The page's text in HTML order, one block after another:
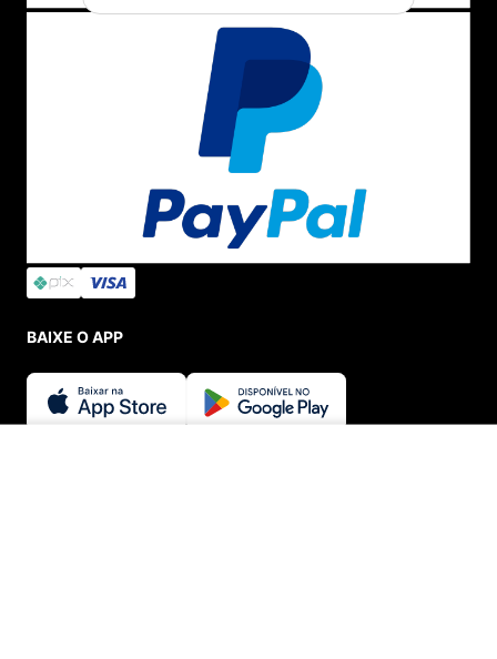
BAIXE O APP